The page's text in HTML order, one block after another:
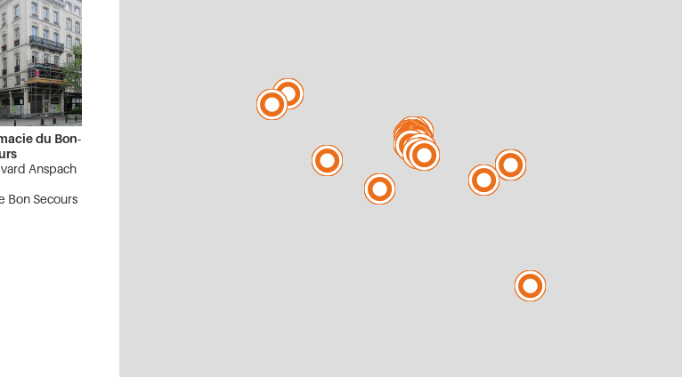
du Bon-
Anspach
Bon Secours